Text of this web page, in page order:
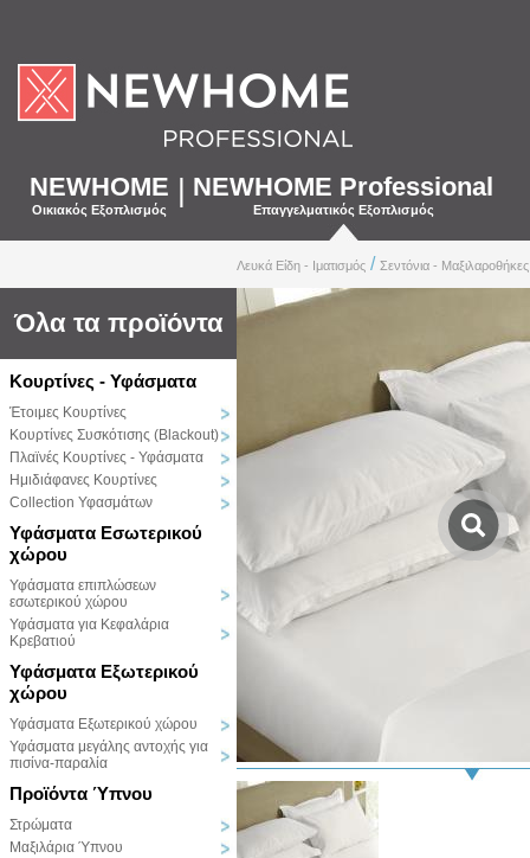
NEWHOME
Οικιακός Εξοπλισμός
| NEWHOME Professional
Επαγγελματικός Εξοπλισμός
Λευκά Είδη - Ιματισμός / Σεντόνια - Μαξιλαροθήκες
Όλα τα προϊόντα
Κουρτίνες - Υφάσματα
Έτοιμες Κουρτίνες
Κουρτίνες Συσκότισης (Blackout)
Πλαϊνές Κουρτίνες - Υφάσματα
Ημιδιάφανες Κουρτίνες
Collection Υφασμάτων
Υφάσματα Εσωτερικού
χώρου
Υφάσματα επιπλώσεων
εσωτερικού χώρου
Υφάσματα για Κεφαλάρια
Κρεβατιού
Υφάσματα Εξωτερικού
χώρου
Υφάσματα Εξωτερικού χώρου
Υφάσματα μεγάλης αντοχής για
πισίνα-παραλία
Προϊόντα Ύπνου
Στρώματα
Μαξιλάρια Ύπνου